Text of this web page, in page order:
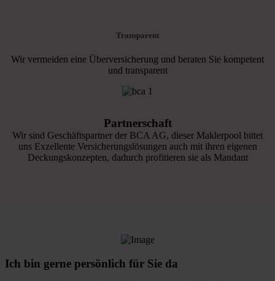
Transparent
Wir vermeiden eine Überversicherung und beraten Sie kompetent
und transparent
Partnerschaft
Wir sind Geschäftspartner der BCA AG, dieser Maklerpool bittet
uns Exzellente Versicherungslösungen auch mit ihren eigenen
Deckungskonzepten, dadurch profitieren sie als Mandant
Ich bin gerne persönlich für Sie da